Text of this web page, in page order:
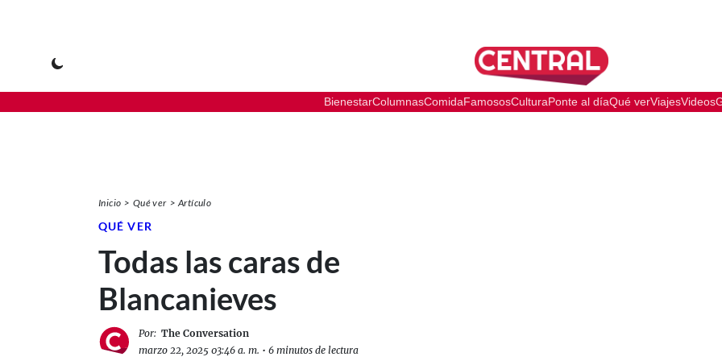
BienestarColumnasComidaFamososCulturaPonte al díaQué verViajesVideos
Inicio Qué ver Artículo
QUÉ VER
Todas las caras de
Blancanieves
Por: The Conversation
marzo 22, 2025 03:46 a. m. • 6 minutos de lectura